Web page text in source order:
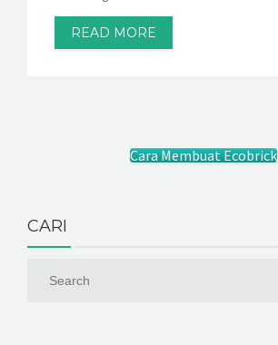
READ MORE
Cara Membuat Ecobrick
CARI